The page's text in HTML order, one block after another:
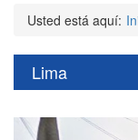
Usted está aquí:
Lima